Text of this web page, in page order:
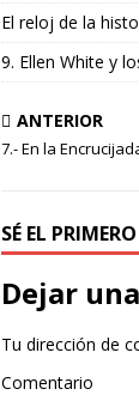
El reloj de la
9. Ellen White y
ANTERIOR
7.- En la
SÉ EL
Dejar
Tu dirección de
Comentario